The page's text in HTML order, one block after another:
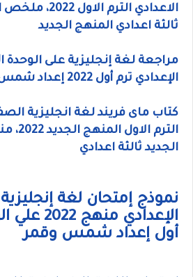
الاعدادي الترم
ثالثة اعدادي المنهج الجديد
مراجعة لغة إنجليزية على الوحدة
الإعدادي ترم أول 2022 إعداد شمس وقمر
كتاب ماى فريند لغة انجليزية
الترم
الجديد ثالثة اعدادي
نموذج إمتحان لغة
الإعدادي
أول إعداد شمس وقمر